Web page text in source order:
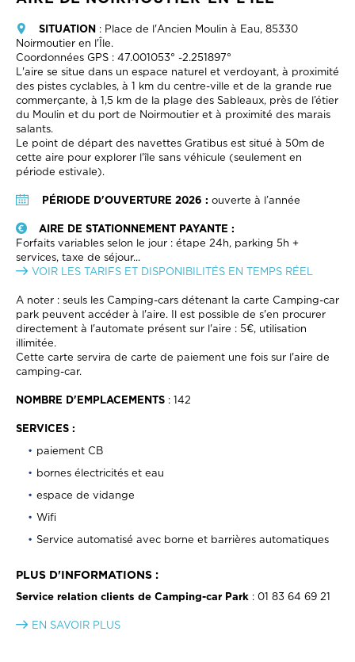
SITUATION:Place de l'Ancien Moulin à Eau, 85330
Noirmoutier en l'Île.
Coordonnées GPS : 47.001053° -2.251897°
L'aire se situe dans un espace naturel et verdoyant, à proximité
des pistes cyclables, à 1 km du centre-ville et de la grande rue
commerçante, à 1,5 km de la plage des Sableaux, près de l’étier
du Moulin et du port de Noirmoutier et à proximité des marais
salants.
Le point de départ des navettes Gratibus est situé à 50m de
cette aire pour explorer l'île sans véhicule (seulement en
période estivale).
PÉRIODE D'OUVERTURE 2026 : ouverte à l’année
AIRE DE STATIONNEMENT PAYANTE :
Forfaits variables selon le jour : étape 24h, parking 5h +
services, taxe de séjour...
VOIR LES TARIFS ET DISPONIBILITÉS EN TEMPS RÉEL
A noter : seuls les Camping-cars détenant la carte Camping-car
park peuvent accéder à l'aire. Il est possible de s'en procurer
directement à l'automate présent sur l'aire : 5€, utilisation
illimitée.
Cette carte servira de carte de paiement une fois sur l'aire de
camping-car.
NOMBRE D'EMPLACEMENTS : 142
SERVICES :
paiement CB
bornes électricités et eau
espace de vidange
Wifi
Service automatisé avec borne et barrières automatiques
PLUS D'INFORMATIONS :
Service relation clients de Camping-car Park : 01 83 64 69 21
EN SAVOIR PLUS